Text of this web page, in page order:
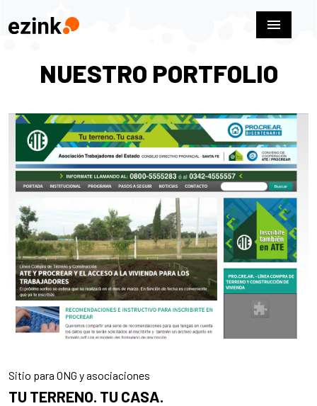
menu
NUESTRO PORTFOLIO
Sitio para ONG y asociaciones
TU TERRENO. TU CASA.